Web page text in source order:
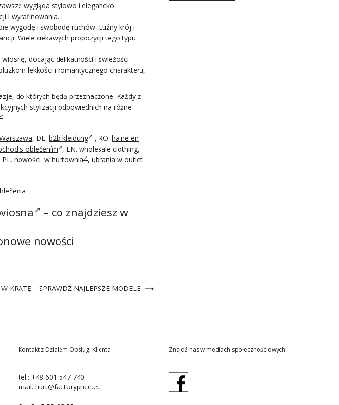
wygląda stylowo i elegancko.
i wyrafinowania.
wygodę i swobodę ruchów. Luźny krój i
Wiele ciekawych propozycji tego typu
dodając delikatności i świeżości
lekkości i romantycznego charakteru,
do których będą przeznaczone. Każdy z
stylizacji odpowiednich na różne
Warszawa, DE. b2b kleidung , RO. haine en
s oblečením , EN. wholesale clothing,
PL. nowości w hurtownia , ubrania w outlet
– co znajdziesz w
nowości
KRATĘ – SPRAWDŹ NAJLEPSZE MODELE
Kontakt z Działem Obsługi Klienta
tel.: +48 601 547 740
mail: hurt@factoryprice.eu
Znajdź nas w mediach społecznościowych: